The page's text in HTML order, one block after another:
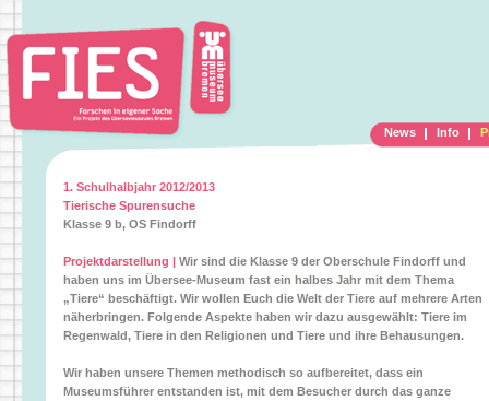
News Info
1. Schulhalbjahr 2012/2013
Tierische Spurensuche
Klasse 9 b, OS Findorff
Projektdarstellung | Wir sind die Klasse 9 der Oberschule Findorff und
haben uns im Übersee-Museum fast ein halbes Jahr mit dem Thema
„Tiere“ beschäftigt. Wir wollen Euch die Welt der Tiere auf mehrere Arten
näherbringen. Folgende Aspekte haben wir dazu ausgewählt: Tiere im
Regenwald, Tiere in den Religionen und Tiere und ihre Behausungen.
Wir haben unsere Themen methodisch so aufbereitet, dass ein
Museumsführer entstanden ist, mit dem Besucher durch das ganze